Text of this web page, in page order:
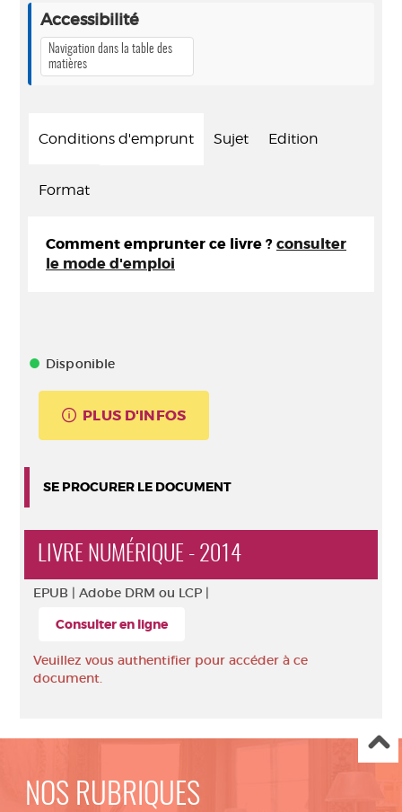
Accessibilité
Navigation dans la table des
matières
Conditions d'emprunt Sujet Edition
Format
Comment emprunter ce livre ? consulter
le mode d'emploi
Disponible
PLUS D'INFOS
SE PROCURER LE DOCUMENT
LIVRE NUMÉRIQUE - 2014
EPUB | Adobe DRM ou LCP |
Consulter en ligne
Veuillez vous authentifier pour accéder à ce
document.
NOS RUBRIQUES